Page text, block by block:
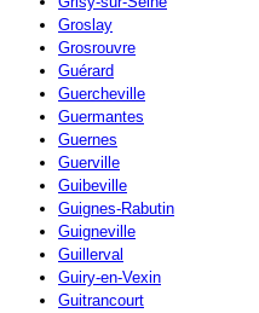
Groslay
Grosrouvre
Guérard
Guercheville
Guermantes
Guernes
Guerville
Guibeville
Guignes-Rabutin
Guigneville
Guillerval
Guiry-en-Vexin
Guitrancourt